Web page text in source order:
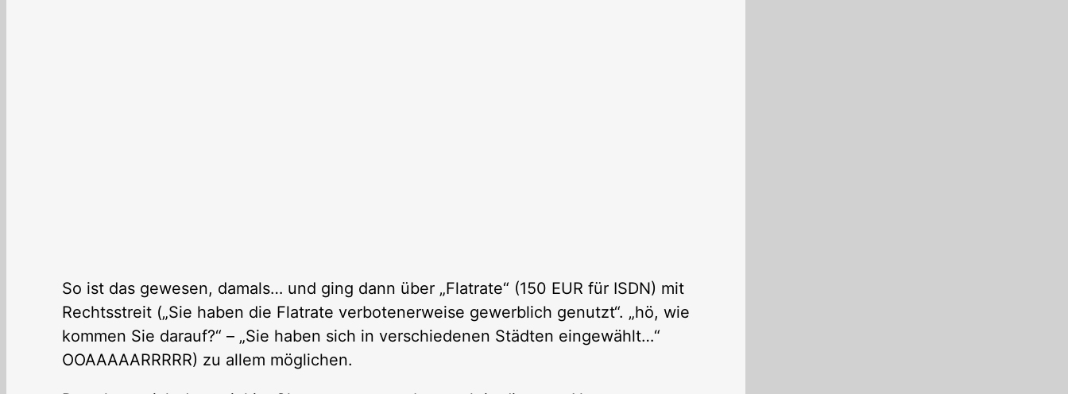
So ist das gewesen, damals… und ging dann über „Flatrate“ (150 EUR für ISDN) mit
Rechtsstreit („Sie haben die Flatrate verbotenerweise gewerblich genutzt“. „hö, wie
kommen Sie darauf?“ – „Sie haben sich in verschiedenen Städten eingewählt…“
OOAAAAARRRRR) zu allem möglichen.